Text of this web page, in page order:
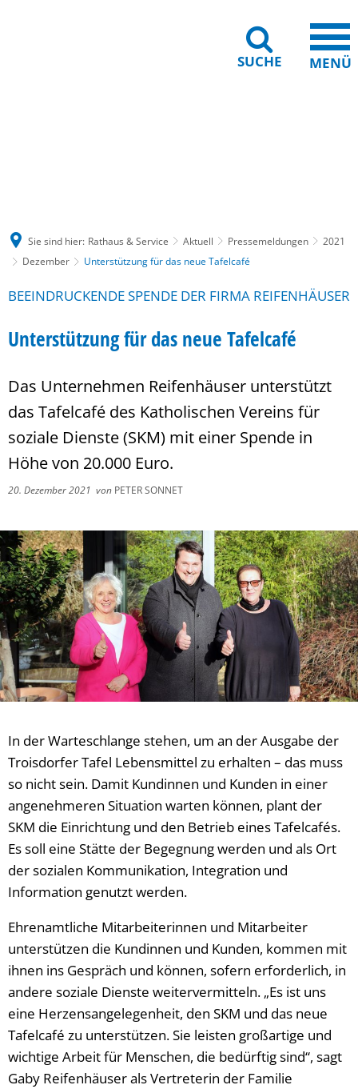
SUCHE MENÜ
Sie sind hier: Rathaus & Service Aktuell Pressemeldungen
2021
Dezember
Unterstützung für das neue Tafelcafé
BEEINDRUCKENDE SPENDE DER FIRMA REIFENHÄUSER
Unterstützung für das neue Tafelcafé
Das Unternehmen Reifenhäuser unterstützt
das Tafelcafé des Katholischen Vereins für
soziale Dienste (SKM) mit einer Spende in
Höhe von 20.000 Euro.
20. Dezember 2021 von PETER SONNET
In der Warteschlange stehen, um an der Ausgabe der
Troisdorfer Tafel Lebensmittel zu erhalten – das muss
so nicht sein. Damit Kundinnen und Kunden in einer
angenehmeren Situation warten können, plant der
SKM die Einrichtung und den Betrieb eines Tafelcafés.
Es soll eine Stätte der Begegnung werden und als Ort
der sozialen Kommunikation, Integration und
Information genutzt werden.
Ehrenamtliche Mitarbeiterinnen und Mitarbeiter
unterstützen die Kundinnen und Kunden, kommen mit
ihnen ins Gespräch und können, sofern erforderlich, in
andere soziale Dienste weitervermitteln. „Es ist uns
eine Herzensangelegenheit, den SKM und das neue
Tafelcafé zu unterstützen. Sie leisten großartige und
wichtige Arbeit für Menschen, die bedürftig sind“, sagt
Gaby Reifenhäuser als Vertreterin der Familie